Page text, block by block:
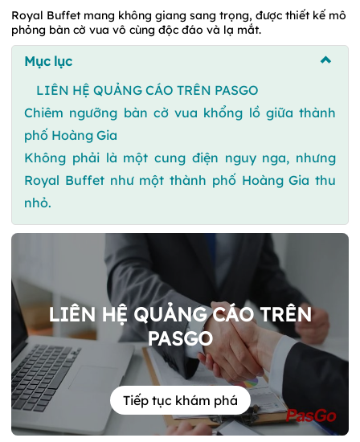
Royal Buffet mang không giang sang trọng, được thiết kế mô
phỏng bàn cờ vua vô cùng độc đáo và lạ mắt.
Mục lục
LIÊN HỆ QUẢNG CÁO TRÊN PASGO
Chiêm ngưỡng bàn cờ vua khổng lồ giữa thành
phố Hoàng Gia
Không phải là một cung điện nguy nga, nhưng
Royal Buffet như một thành phố Hoàng Gia thu
nhỏ.
LIÊN HỆ QUẢNG CÁO TRÊN
PASGO
Tiếp tục khám phá